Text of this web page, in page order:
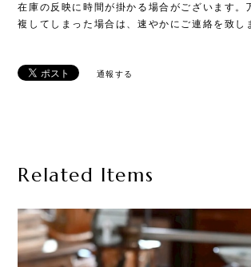
在庫の反映に時間が掛かる場合がございます。
複してしまった場合は、速やかにご連絡を致し
通報する
Related Items